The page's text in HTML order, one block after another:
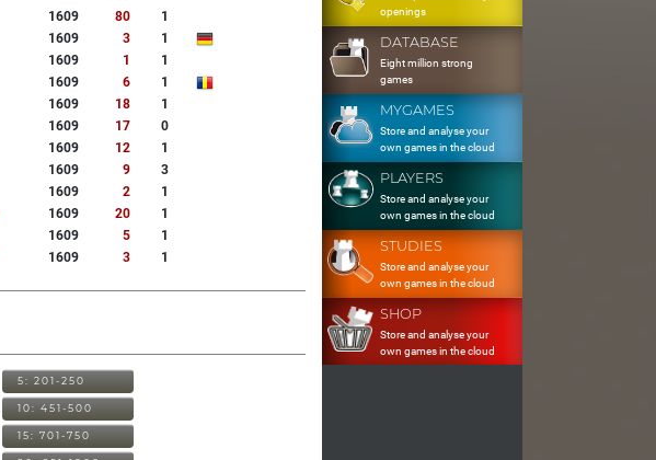
1609 80
1
1609 3
1
1609 1
1
1609 6
1
1609 18
1
1609 17
0
1609 12
1
1609 9
3
1609 2
1
1609 20
1
1609 5
1
1609 3 1
5: 201-250
10: 451-500
15: 701-750
openings
DATABASE
Eight million strong
games
MYGAMES
Store and analyse your
own games in the cloud
PLAYERS
Store and analyse your
own games in the cloud
STUDIES
Store and analyse your
own games in the cloud
SHOP
Store and analyse your
own games in the cloud